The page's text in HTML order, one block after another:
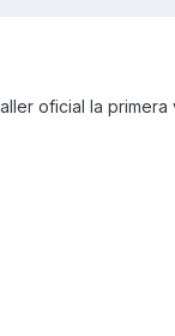
oficial la